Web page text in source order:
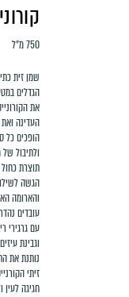
750 מ״ל
שמן זית
הגדלים
את
העדינה
הופכים כל
הגשה
והארומה
עובדים
עם גרגירי
וגבינת
נותנת את
זיתי
חגיגה לעין